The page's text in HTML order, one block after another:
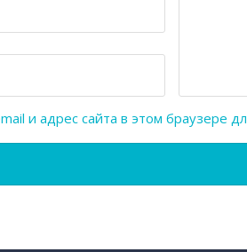
и адрес сайта в этом браузере